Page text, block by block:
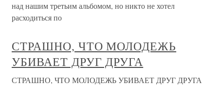
над нашим третьим альбомом, но никто не хотел
расходиться по
СТРАШНО, ЧТО МОЛОДЕЖЬ
УБИВАЕТ ДРУГ ДРУГА
СТРАШНО, ЧТО МОЛОДЕЖЬ УБИВАЕТ ДРУГ ДРУГА